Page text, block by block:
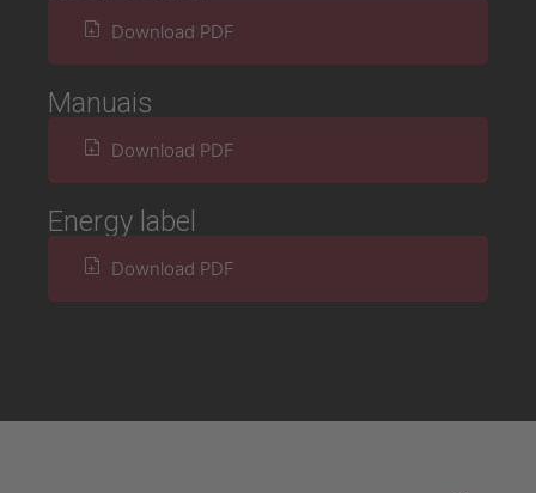
Download PDF
Manuais
Download PDF
Energy label
Download PDF